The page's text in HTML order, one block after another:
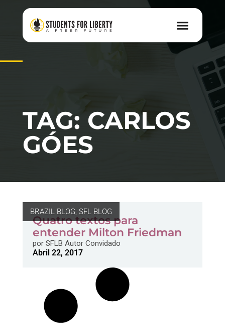
TAG: CARLOS
GÓES
BRAZIL BLOG, SFL BLOG
Quatro textos para
entender Milton Friedman
porSFLB Autor Convidado
Abril 22, 2017